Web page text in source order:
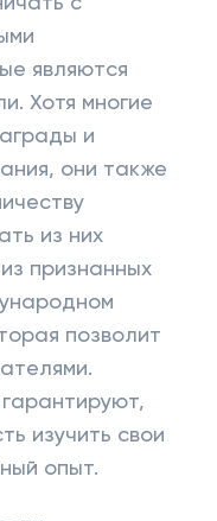
являются
Хотя многие
и
они также
из них
признанных
позволит
изучить свои
опыт.